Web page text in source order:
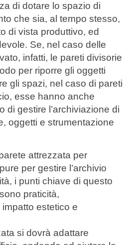
di dotare lo spazio di
che sia, al tempo stesso,
di vista produttivo, ed
Se, nel caso delle
infatti, le pareti divisorie
per riporre gli oggetti
gli spazi, nel caso di pareti
esse hanno anche
di gestire l’archiviazione di
oggetti e strumentazione
attrezzata per
per gestire l’archivio
i punti chiave di questo
praticità,
estetico e
si dovrà adattare